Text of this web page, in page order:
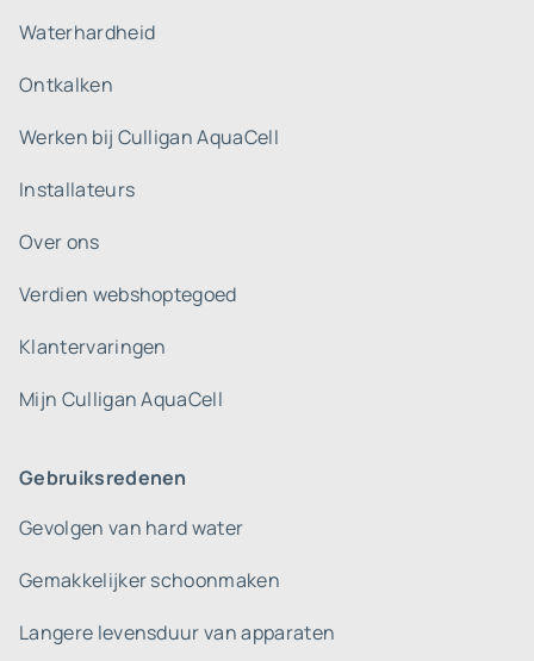
Waterhardheid
Ontkalken
Werken bij Culligan AquaCell
Installateurs
Over ons
Verdien webshoptegoed
Klantervaringen
Mijn Culligan AquaCell
Gebruiksredenen
Gevolgen van hard water
Gemakkelijker schoonmaken
Langere levensduur van apparaten